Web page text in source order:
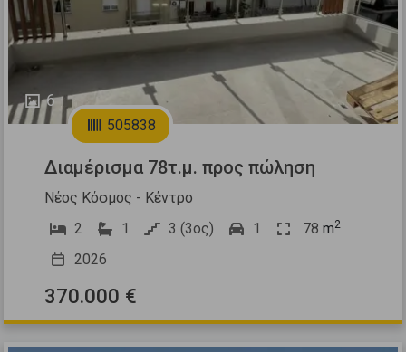
6
505838
Διαμέρισμα 78τ.μ. προς πώληση
Νέος Κόσμος - Κέντρο
2
1 3 (3ος) 1 78 m2
2026
370.000 €